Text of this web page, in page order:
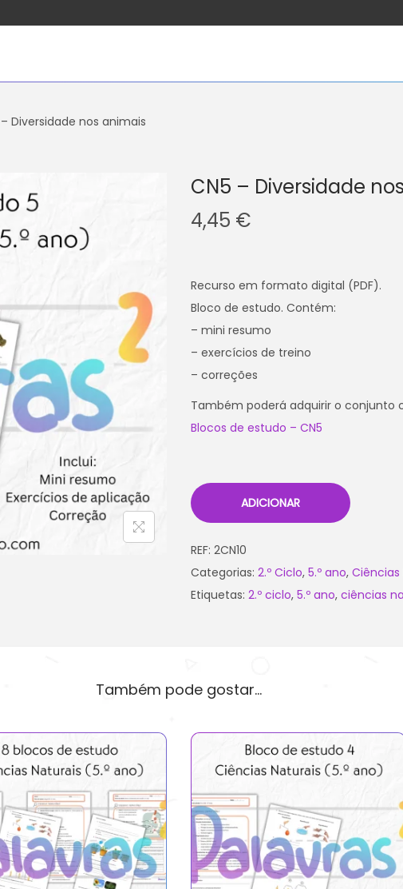
Diversidade nos animais
CN5 – Diversidade
4,45 €
Recurso em formato digital (PDF).
Bloco de estudo. Contém:
– mini resumo
– exercícios de treino
– correções
Também poderá adquirir o conjunto
Blocos de estudo – CN5
ADICIONAR
REF: 2CN10
Categorias: 2.º Ciclo, 5.º ano, Ciências
Etiquetas: 2.º ciclo, 5.º ano, ciências
Também pode gostar…